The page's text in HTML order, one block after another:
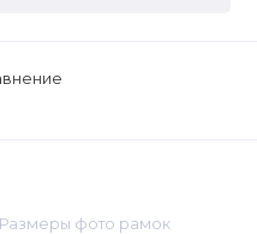
Размеры фото рамок